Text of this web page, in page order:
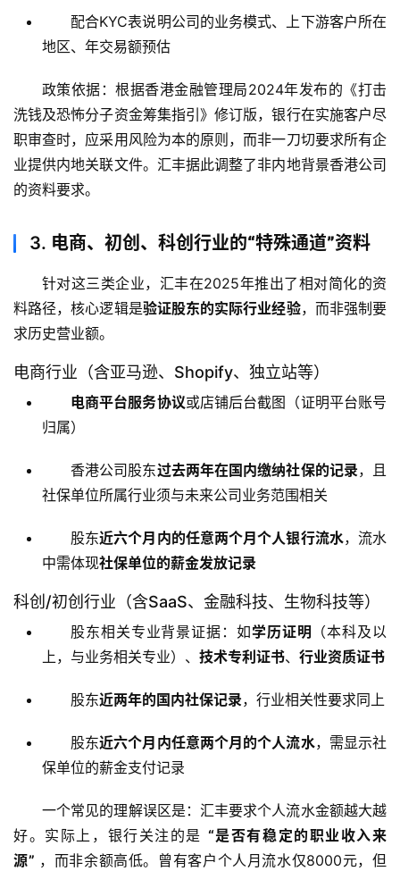
配合KYC表说明公司的业务模式、上下游客户所在
地区、年交易额预估
政策依据：根据香港金融管理局2024年发布的《打击
洗钱及恐怖分子资金筹集指引》修订版，银行在实施客户尽
职审查时，应采用风险为本的原则，而非一刀切要求所有企
业提供内地关联文件。汇丰据此调整了非内地背景香港公司
的资料要求。
3. 电商、初创、科创行业的“特殊通道”资料
针对这三类企业，汇丰在2025年推出了相对简化的资
料路径，核心逻辑是验证股东的实际行业经验，而非强制要
求历史营业额。
电商行业（含亚马逊、Shopify、独立站等）
电商平台服务协议或店铺后台截图（证明平台账号
归属）
香港公司股东过去两年在国内缴纳社保的记录，且
社保单位所属行业须与未来公司业务范围相关
股东近六个月内的任意两个月个人银行流水，流水
中需体现社保单位的薪金发放记录
科创/初创行业（含SaaS、金融科技、生物科技等）
股东相关专业背景证据：如学历证明
（本科及以
上，与业务相关专业）、 技术专利证书、 行业资质证书
股东近两年的国内社保记录，行业相关性要求同上
股东近六个月内任意两个月的个人流水，需显示社
保单位的薪金支付记录
一个常见的理解误区是：汇丰要求个人流水金额越大越
好。实际上，银行关注的是 “是否有稳定的职业收入来
源” ，而非余额高低。曾有客户个人月流水仅8000元，但